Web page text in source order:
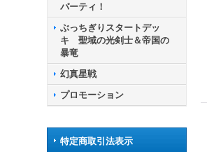
パーティ！
ぶっちぎりスタートデッ
キ 聖域の光剣士＆帝国の
暴竜
幻真星戦
プロモーション
特定商取引法表示